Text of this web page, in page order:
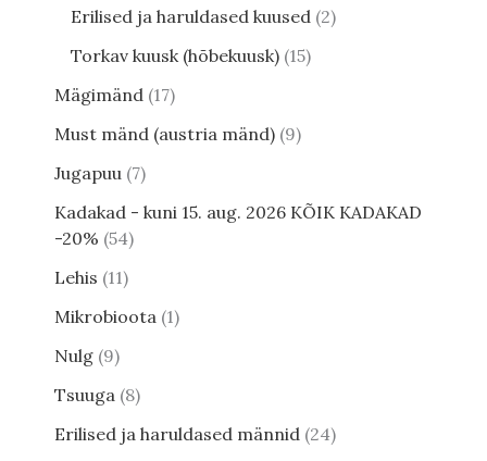
Erilised ja haruldased kuused 2
Torkav kuusk (hõbekuusk) 15
Mägimänd 17
Must mänd (austria mänd) 9
Jugapuu 7
Kadakad - kuni 15. aug. 2026 KÕIK KADAKAD
-20% 54
Lehis 11
Mikrobioota 1
Nulg 9
Tsuuga 8
Erilised ja haruldased männid 24